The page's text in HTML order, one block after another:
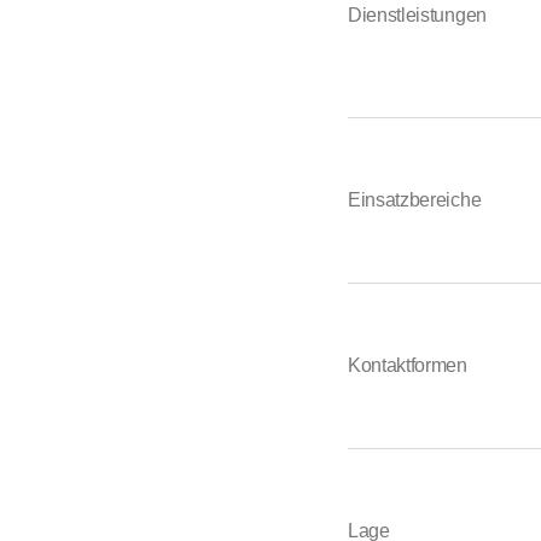
• Sägen nach Maß
Dienstleistungen
Einsatzbereiche
Kontaktformen
Lage